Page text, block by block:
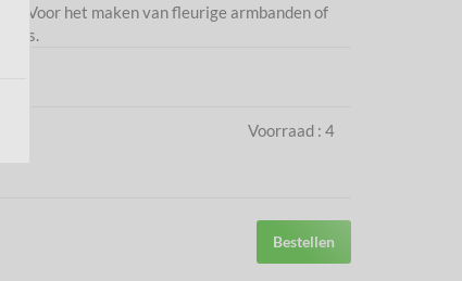
Voor het maken van fleurige armbanden of
Voorraad : 4
Bestellen